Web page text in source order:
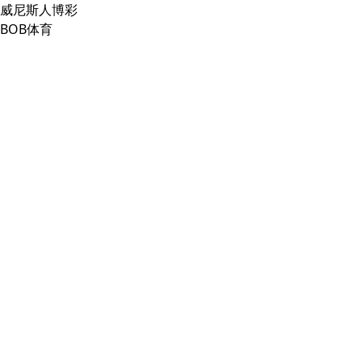
威尼斯人博彩
BOB体育